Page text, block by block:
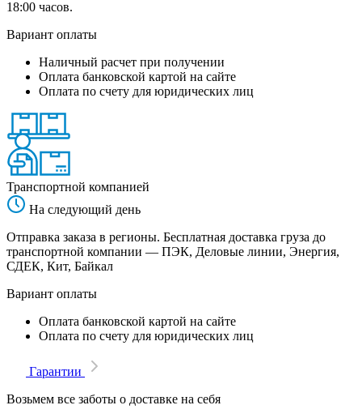
18:00 часов.
Вариант оплаты
Наличный расчет при получении
Оплата банковской картой на сайте
Оплата по счету для юридических лиц
Транспортной компанией
На следующий день
Отправка заказа в регионы. Бесплатная доставка груза до
транспортной компании — ПЭК, Деловые линии, Энергия,
СДЕК, Кит, Байкал
Вариант оплаты
Оплата банковской картой на сайте
Оплата по счету для юридических лиц
Гарантии
Возьмем все заботы о доставке на себя